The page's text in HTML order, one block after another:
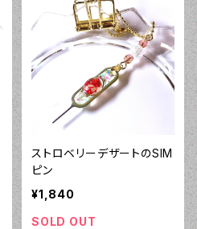
ストロベリーデザートのSIM
ピン
¥1,840
SOLD OUT